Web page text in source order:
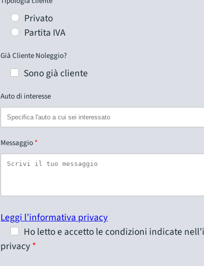
Privato
Partita IVA
Già Cliente Noleggio?
Sono già cliente
Auto di interesse
Messaggio
Leggi l’informativa privacy
Ho letto e accetto le condizioni indicate
privacy